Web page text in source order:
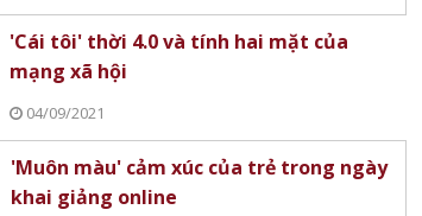
'Cái tôi' thời 4.0 và tính hai mặt của
mạng xã hội
04/09/2021
'Muôn màu' cảm xúc của trẻ trong ngày
khai giảng online